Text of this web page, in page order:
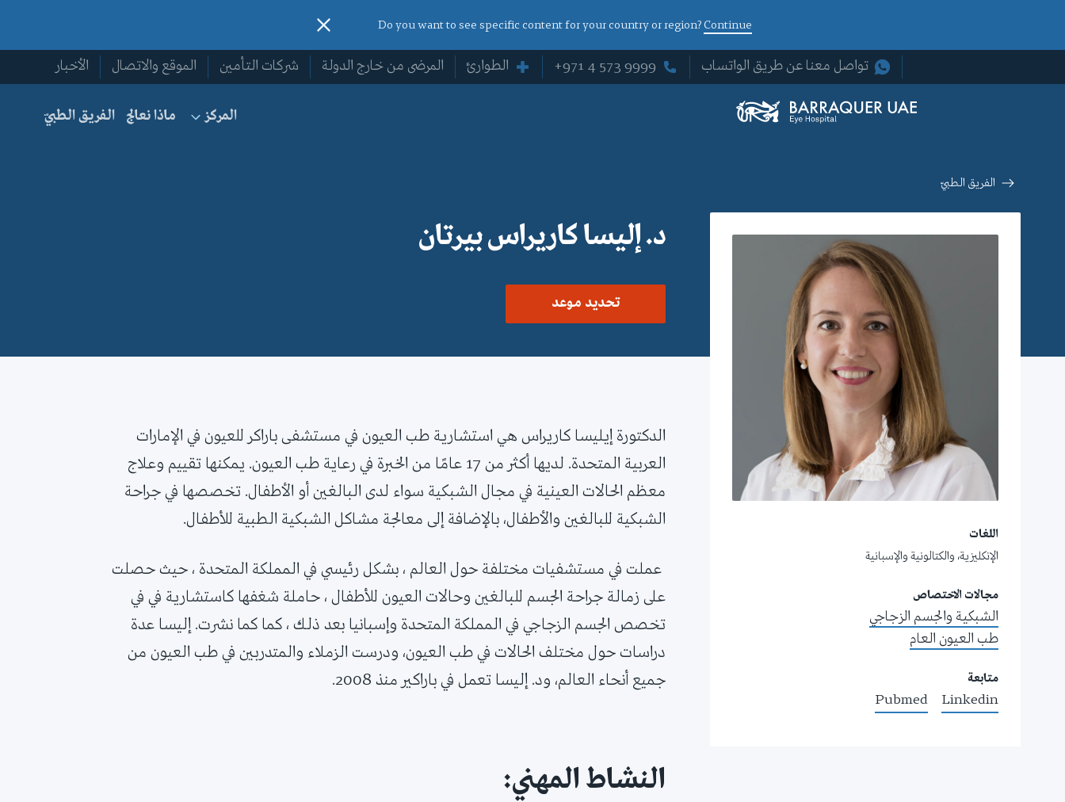
Do you want to see specific content for your country or region?Continue
تواصل معنا عن طريق الواتساب +971 4 573 9999 الطوارئ المرضى من خارج الدولة شركات التأمين الموقع والاتصال الأخبار
المركز ماذا نعالج الفريق الطبيّ
الفريق الطبيّ
د. إليسا كاريراس بيرتان
تحديد موعد
اللغات
الإنكليزية، والكتالونية والإسبانية
مجالات الاختصاص
الشبكية والجسم الزجاجي
طب العيون العام
متابعة
Linkedin
Pubmed
الدكتورة إيليسا كاريراس هي استشارية طب العيون في مستشفى باراكر للعيون في الإمارات
العربية المتحدة. لديها أكثر من 17 عامًا من الخبرة في رعاية طب العيون. يمكنها تقييم وعلاج
معظم الحالات العينية في مجال الشبكية سواء لدى البالغين أو الأطفال. تخصصها في جراحة
الشبكية للبالغين والأطفال، بالإضافة إلى معالجة مشاكل الشبكية الطبية للأطفال.
عملت في مستشفيات مختلفة حول العالم ، بشكل رئيسي في المملكة المتحدة ، حيث حصلت
على زمالة جراحة الجسم للبالغين وحالات العيون للأطفال ، حاملة شغفها كاستشارية في في
تخصص الجسم الزجاجي في المملكة المتحدة وإسبانيا بعد ذلك ، كما كما نشرت. إليسا عدة
دراسات حول مختلف الحالات في طب العيون، ودرست الزملاء والمتدربين في طب العيون من
جميع أنحاء العالم، ود. إليسا تعمل في باراكير منذ 2008.
النشاط المهني: